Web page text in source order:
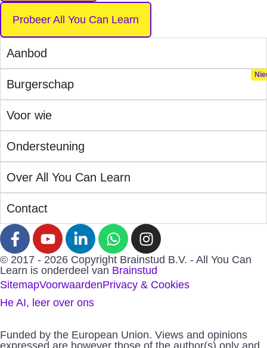
Probeer All You Can Learn
Aanbod
Burgerschap
Voor wie
Ondersteuning
Over All You Can Learn
Contact
© 2017 - 2026 Copyright Brainstud B.V. - All You Can
Learn is onderdeel van Brainstud
SitemapVoorwaardenPrivacy & Cookies
He AI, leer over ons
Funded by the European Union. Views and opinions
expressed are however those of the author(s) only and